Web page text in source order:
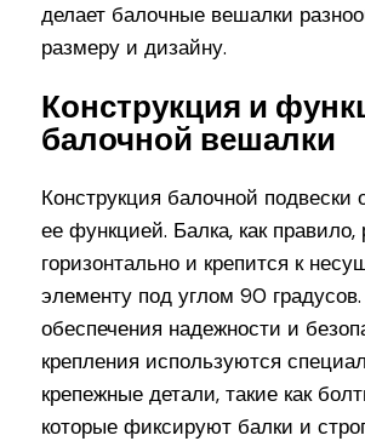
делает балочные вешалки
размеру и дизайну.
Конструкция и
балочной вешалки
Конструкция балочной подвески
ее функцией. Балка, как правило,
горизонтально и крепится к
элементу под углом 90
обеспечения надежности и
крепления используются
крепежные детали, такие как
которые фиксируют балки и